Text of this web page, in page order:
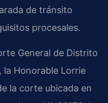
de tránsito
procesales.
General de Distrito
la Honorable Lorrie
la corte ubicada en